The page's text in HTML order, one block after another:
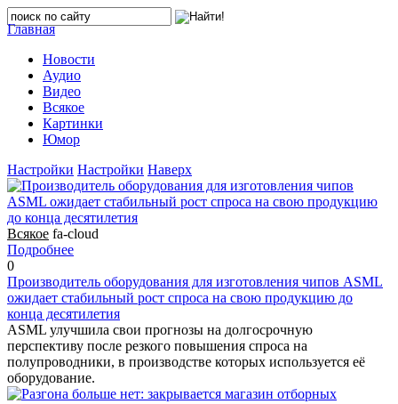
Главная
Новости
Аудио
Видео
Всякое
Картинки
Юмор
Настройки Настройки Наверх
Всякое fa-cloud
Подробнее
0
Производитель оборудования для изготовления чипов ASML
ожидает стабильный рост спроса на свою продукцию до
конца десятилетия
ASML улучшила свои прогнозы на долгосрочную
перспективу после резкого повышения спроса на
полупроводники, в производстве которых используется её
оборудование.